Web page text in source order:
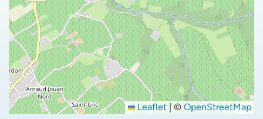
Leaflet | © OpenStreetMap